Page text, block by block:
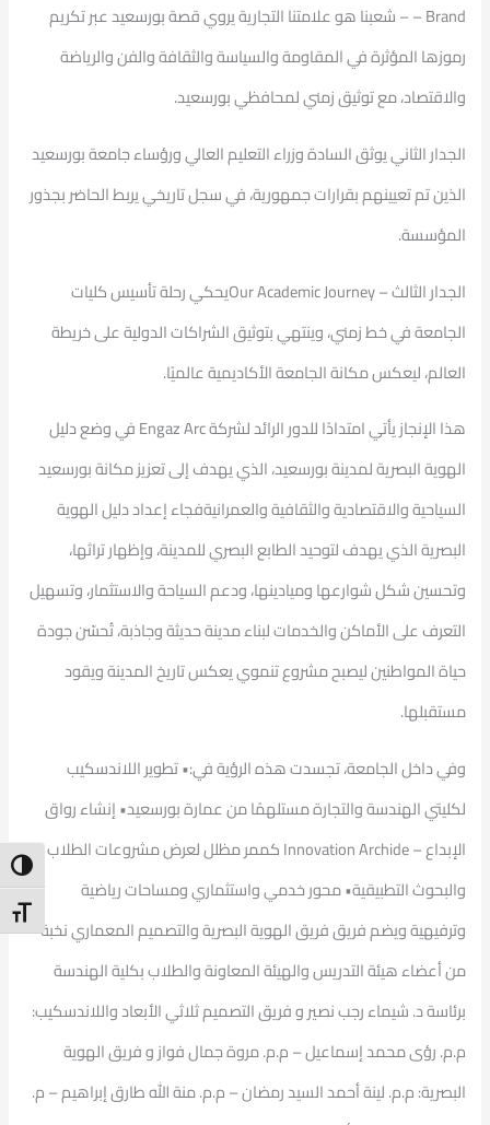
Size
Brand – – شعبنا هو علامتنا التجارية يروي قصة بورسعيد عبر تكريم
رموزها المؤثرة في المقاومة والسياسة والثقافة والفن والرياضة
والاقتصاد، مع توثيق زمني لمحافظي بورسعيد.
الجدار الثاني يوثق السادة وزراء التعليم العالي ورؤساء جامعة بورسعيد
الذين تم تعيينهم بقرارات جمهورية، في سجل تاريخي يربط الحاضر بجذور
المؤسسة.
الجدار الثالث – Our Academic Journeyيحكي رحلة تأسيس كليات
الجامعة في خط زمني، وينتهي بتوثيق الشراكات الدولية على خريطة
العالم، ليعكس مكانة الجامعة الأكاديمية عالميًا.
هذا الإنجاز يأتي امتدادًا للدور الرائد لشركة Engaz Arc في وضع دليل
الهوية البصرية لمدينة بورسعيد، الذي يهدف إلى تعزيز مكانة بورسعيد
السياحية والاقتصادية والثقافية والعمرانيةفجاء إعداد دليل الهوية
البصرية الذي يهدف لتوحيد الطابع البصري للمدينة، وإظهار تراثها،
وتحسين شكل شوارعها وميادينها، ودعم السياحة والاستثمار، وتسهيل
التعرف على الأماكن والخدمات لبناء مدينة حديثة وجاذبة، تُحسّن جودة
حياة المواطنين ليصبح مشروع تنموي يعكس تاريخ المدينة ويقود
مستقبلها.
وفي داخل الجامعة، تجسدت هذه الرؤية في:• تطوير اللاندسكيب
لكليتي الهندسة والتجارة مستلهمًا من عمارة بورسعيد• إنشاء رواق
الإبداع – Innovation Archide كممر مظلل لعرض مشروعات الطلاب
والبحوث التطبيقية• محور خدمي واستثماري ومساحات رياضية
وترفيهية ويضم فريق فريق الهوية البصرية والتصميم المعماري نخبة
من أعضاء هيئة التدريس والهيئة المعاونة والطلاب بكلية الهندسة
برئاسة د. شيماء رجب نصير و فريق التصميم ثلاثي الأبعاد واللاندسكيب:
م.م. رؤى محمد إسماعيل – م.م. مروة جمال فواز و فريق الهوية
البصرية: م.م. لينة أحمد السيد رمضان – م.م. منة الله طارق إبراهيم – م.